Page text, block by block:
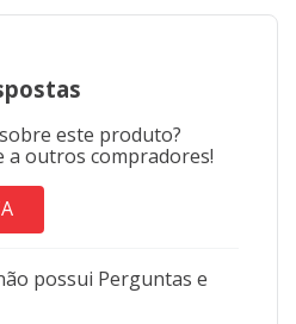
este produto?
a outros compradores!
possui Perguntas e